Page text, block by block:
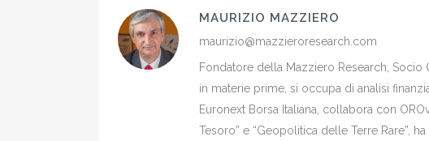
MAURIZIO MAZZIERO
maurizio@mazzieroresearch.com
Fondatore della Mazziero Research, Socio
in materie prime, si occupa di analisi
Euronext Borsa Italiana, collabora con
Tesoro” e “Geopolitica delle Terre Rare”,